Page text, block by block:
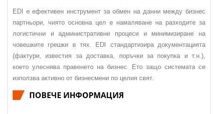
EDI е ефективен инструмент за обмен на данни между бизнес
партньори, чиято основна цел е намаляване на разходите за
логистични и административни процеси и минимизиране на
човешките грешки в тях. EDI стандартизира документацията
(фактури, известия за доставка, поръчки за покупка и т.н.),
което улеснява правенето на бизнес. Ето защо системата се
използва активно от бизнесмени по целия свят.
ПОВЕЧЕ ИНФОРМАЦИЯ